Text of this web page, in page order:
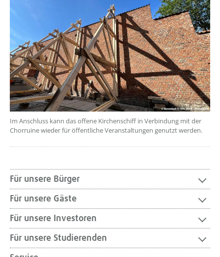
Im Anschluss kann das offene Kirchenschiff in Verbindung mit der
Chorruine wieder für öffentliche Veranstaltungen genutzt werden.
Für unsere Bürger
Für unsere Gäste
Für unsere Investoren
Für unsere Studierenden